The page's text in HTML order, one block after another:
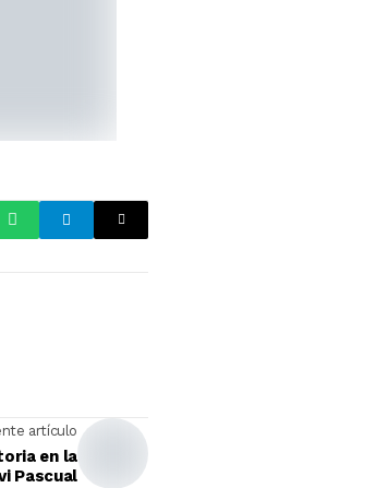
artículo
en la
Pascual